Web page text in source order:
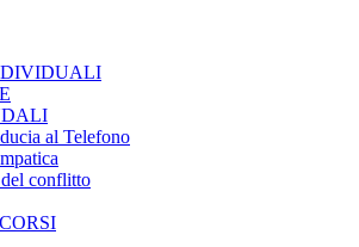
al Telefono
conflitto